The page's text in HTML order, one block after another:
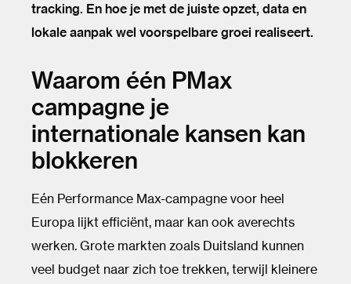
tracking. En hoe je met de juiste opzet, data en
lokale aanpak wel voorspelbare groei realiseert.
Waarom één PMax
campagne je
internationale kansen kan
blokkeren
Eén Performance Max-campagne voor heel
Europa lijkt efficiënt, maar kan ook averechts
werken. Grote markten zoals Duitsland kunnen
veel budget naar zich toe trekken, terwijl kleinere